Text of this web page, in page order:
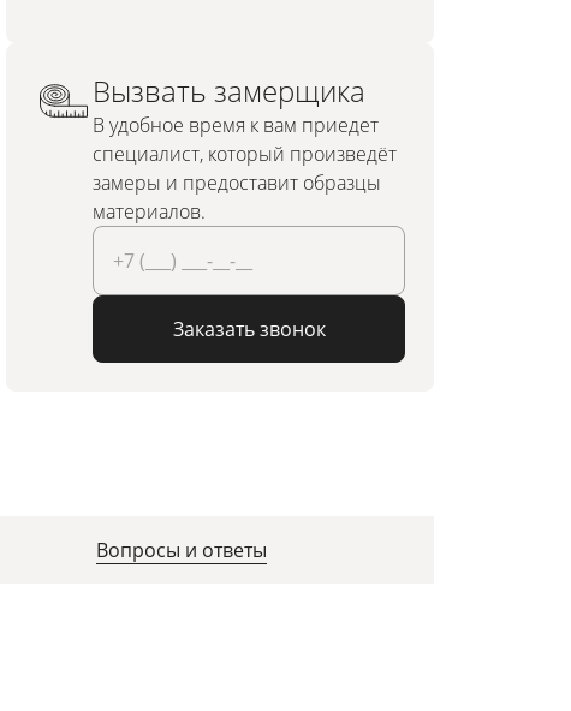
Вызвать замерщика
В удобное время к вам приедет
специалист, который произведёт
замеры и предоставит образцы
материалов.
Заказать звонок
Вопросы и ответы